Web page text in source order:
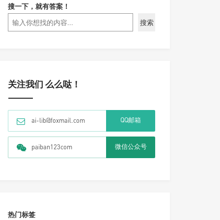
搜一下，就有答案！
搜索
关注我们 么么哒！
ai-lib@foxmail.com QQ邮箱
paiban123com 微信公众号
热门标签